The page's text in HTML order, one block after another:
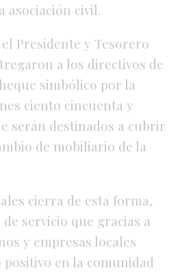
asociación civil.
Presidente y Tesorero
a los directivos de
simbólico por la
ciento cincuenta y
serán destinados a cubrir
de mobiliario de la
cierra de esta forma,
servicio que gracias a
y empresas locales
en la comunidad